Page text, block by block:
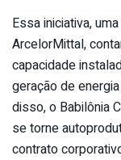
Essa iniciativa,
ArcelorMittal,
capacidade
geração de
disso, o Babilônia
se torne
contrato